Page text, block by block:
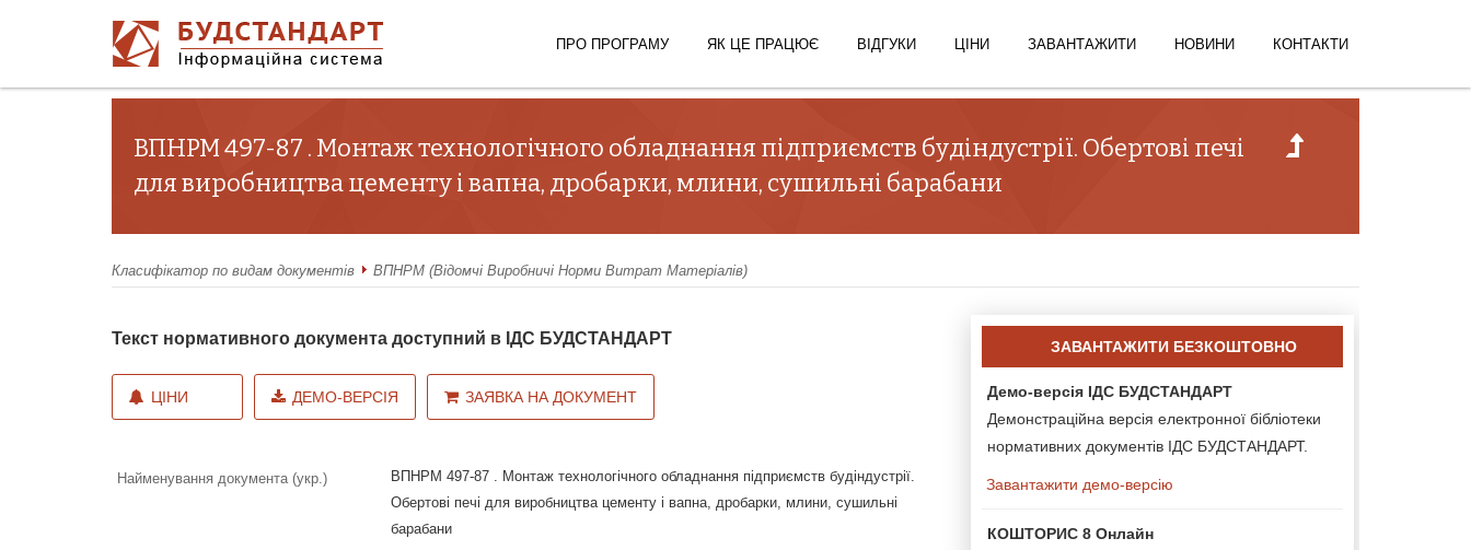
ПРО ПРОГРАМУ ЯК ЦЕ ПРАЦЮЄ ВІДГУКИ ЦІНИ ЗАВАНТАЖИТИ НОВИНИ КОНТАКТИ
ВПНРМ 497-87 . Монтаж технологічного обладнання підприємств будіндустрії. Обертові печі
для виробництва цементу і вапна, дробарки, млини, сушильні барабани
Класифікатор по видам документів ВПНРМ (Відомчі Виробничі Норми Витрат Матеріалів)
Текст нормативного документа доступний в ІДС БУДСТАНДАРТ
ЦІНИ ДЕМО-ВЕРСІЯ ЗАЯВКА НА ДОКУМЕНТ
Найменування документа (укр.)
ВПНРМ 497-87 . Монтаж технологічного обладнання підприємств будіндустрії.
Обертові печі для виробництва цементу і вапна, дробарки, млини, сушильні
барабани
ЗАВАНТАЖИТИ БЕЗКОШТОВНО
Демо-версія ІДС БУДСТАНДАРТ
Демонстраційна версія електронної бібліотеки
нормативних документів ІДС БУДСТАНДАРТ.
Завантажити демо-версію
КОШТОРИС 8 Онлайн